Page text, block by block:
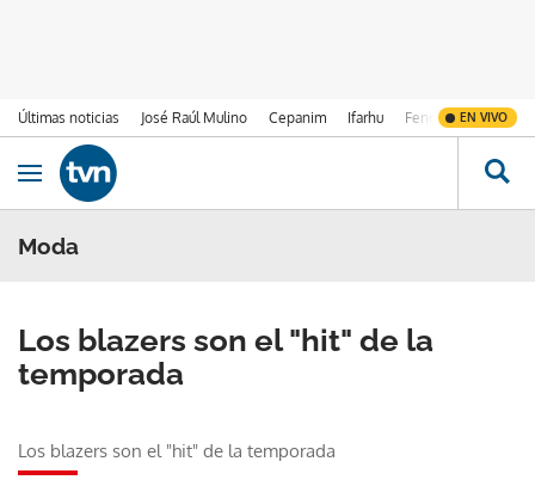
Últimas noticias José Raúl Mulino Cepanim Ifarhu Fenómeno de El
EN VIVO
Ir al contenido
Obrir navegació
Moda
Los blazers son el "hit" de la
temporada
Los blazers son el "hit" de la temporada